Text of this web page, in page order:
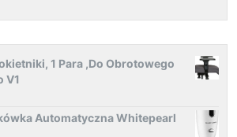
1 Para ,Do Obrotowego
V1
Automatyczna Whitepearl